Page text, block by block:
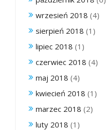
wrzesień 2018 (4)
sierpień 2018 (1)
lipiec 2018 (1)
czerwiec 2018 (4)
maj 2018 (4)
kwiecień 2018 (1)
marzec 2018 (2)
luty 2018 (1)